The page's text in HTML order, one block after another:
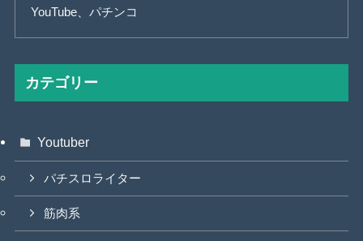
YouTube、パチンコ
カテゴリー
Youtuber
パチスロライター
筋肉系